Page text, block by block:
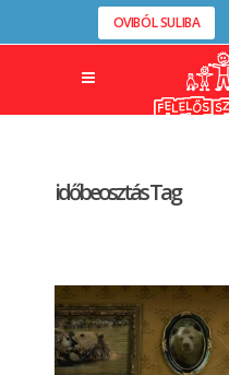
OVIBÓL SULIBA
időbeosztás Tag